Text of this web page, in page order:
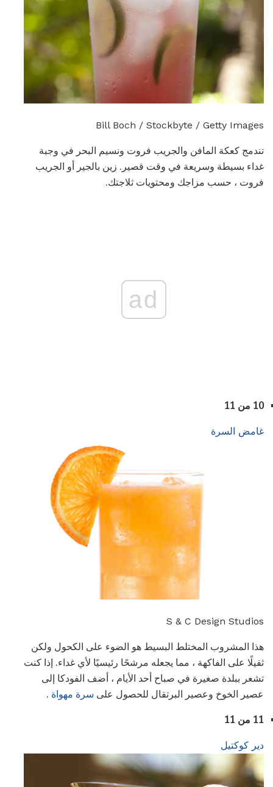
Bill Boch / Stockbyte / Getty Images
تندمج كعكة المافن والجريب فروت ونسيم البحر في وجبة
غداء بسيطة وسريعة في وقت قصير. زين بالجير أو الجريب
فروت ، حسب مزاجك ومحتويات ثلاجتك.
ad
10 من 11
غامض السرة
S & C Design Studios
هذا المشروب المختلط البسيط هو الضوء على الكحول ولكن
ثقيلًا على الفاكهة ، مما يجعله مرشحًا رئيسيًا لأي غداء. إذا كنت
تشعر ببلدة صغيرة في صباح أحد الأيام ، أضف الفودكا إلى
عصير الخوخ وعصير البرتقال للحصول على سرة مهواة .
11 من 11
دير كوكتيل